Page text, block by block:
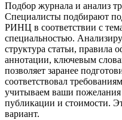
Подбор журнала и анализ
Специалисты подбирают
РИНЦ в соответствии с
специальностью.
структура статьи, правила
аннотации, ключевым
позволяет заранее
соответствовал
учитываем ваши
публикации и стоимости.
вариант.